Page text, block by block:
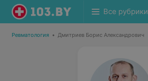
Все рубрики
Ревматология • Дмитриев Борис Александрович